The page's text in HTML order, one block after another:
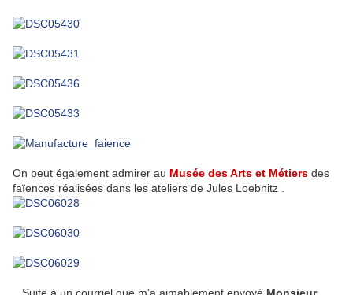
On peut également admirer au Musée des Arts et Métiers des
faïences réalisées dans les ateliers de Jules Loebnitz .